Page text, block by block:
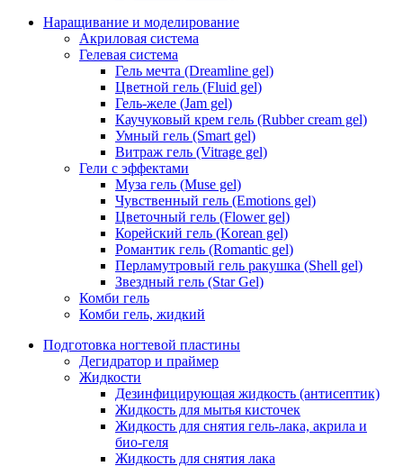
Наращивание и моделирование
Акриловая система
Гелевая система
Гель мечта (Dreamline gel)
Цветной гель (Fluid gel)
Гель-желе (Jam gel)
Каучуковый крем гель (Rubber cream gel)
Умный гель (Smart gel)
Витраж гель (Vitrage gel)
Гели с эффектами
Муза гель (Muse gel)
Чувственный гель (Emotions gel)
Цветочный гель (Flower gel)
Корейский гель (Korean gel)
Романтик гель (Romantic gel)
Перламутровый гель ракушка (Shell gel)
Звездный гель (Star Gel)
Комби гель
Комби гель, жидкий
Подготовка ногтевой пластины
Дегидратор и праймер
Жидкости
Дезинфицирующая жидкость (антисептик)
Жидкость для мытья кисточек
Жидкость для снятия гель-лака, акрила и
био-геля
Жидкость для снятия лака